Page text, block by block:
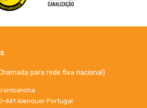
para rede fixa nacional)
461 Alenquer Portugal